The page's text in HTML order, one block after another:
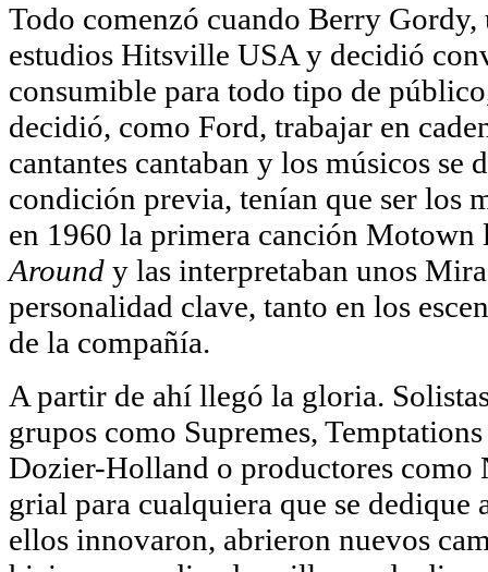
Todo comenzó cuando Berry
estudios Hitsville USA y decidió
consumible para todo tipo de
decidió, como Ford, trabajar en
cantantes cantaban y los músicos se
condición previa, tenían que ser los
en 1960 la primera canción
Around y las interpretaban unos
personalidad clave, tanto en los
de la compañía.
A partir de ahí llegó la gloria.
grupos como Supremes,
Dozier-Holland o productores
grial para cualquiera que se
ellos innovaron, abrieron nuevos